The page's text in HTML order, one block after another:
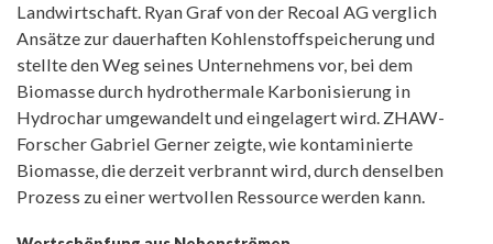
Landwirtschaft. Ryan Graf von der Recoal AG verglich
Ansätze zur dauerhaften Kohlenstoffspeicherung und
stellte den Weg seines Unternehmens vor, bei dem
Biomasse durch hydrothermale Karbonisierung in
Hydrochar umgewandelt und eingelagert wird. ZHAW-
Forscher Gabriel Gerner zeigte, wie kontaminierte
Biomasse, die derzeit verbrannt wird, durch denselben
Prozess zu einer wertvollen Ressource werden kann.